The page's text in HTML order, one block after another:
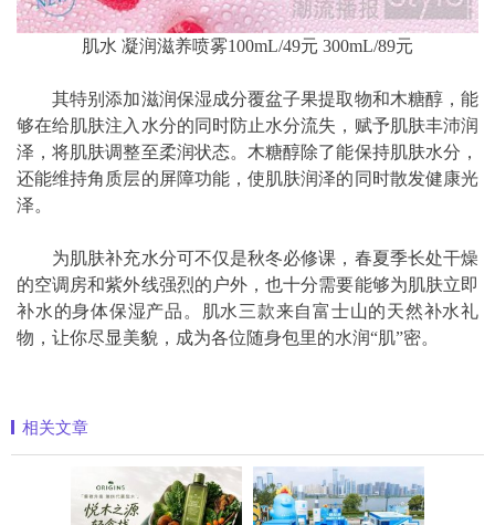
肌水 凝润滋养喷雾100mL/49元 300mL/89元
其特别添加滋润保湿成分覆盆子果提取物和木糖醇，能
够在给肌肤注入水分的同时防止水分流失，赋予肌肤丰沛润
泽，将肌肤调整至柔润状态。木糖醇除了能保持肌肤水分，
还能维持角质层的屏障功能，使肌肤润泽的同时散发健康光
泽。
为肌肤补充水分可不仅是秋冬必修课，春夏季长处干燥
的空调房和紫外线强烈的户外，也十分需要能够为肌肤立即
补水的身体保湿产品。肌水三款来自富士山的天然补水礼
物，让你尽显美貌，成为各位随身包里的水润“肌”密。
相关文章